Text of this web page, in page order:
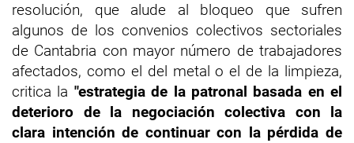
resolución, que alude al bloqueo que sufren
algunos de los convenios colectivos sectoriales
de Cantabria con mayor número de trabajadores
afectados, como el del metal o el de la limpieza,
critica la "estrategia de la patronal basada en el
deterioro de la negociación colectiva con la
clara intención de continuar con la pérdida de